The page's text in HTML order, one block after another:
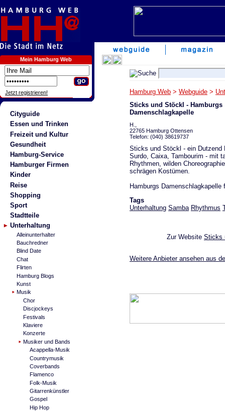
Mein Hamburg Web
Jetzt registrieren!
Cityguide
Essen und Trinken
Freizeit und Kultur
Gesundheit
Hamburg-Service
Hamburger Firmen
Kinder
Reise
Shopping
Sport
Stadtteile
Unterhaltung
Alleinunterhalter
Bauchredner
Blind Date
Chat
Flirten
Hamburg Blogs
Kunst
Musik
Chor
Discjockeys
Festivals
Klaviere
Konzerte
Musiker und Bands
Acappella-Musik
Countrymusik
Coverbands
Flamenco
Folk-Musik
Gitarrenkünstler
Gospel
Hip Hop
Hamburg Web > Webguide >
Sticks und Stöckl - Hamburgs
Damenschlagkapelle
H.,
22765 Hamburg Ottensen
Telefon: (040) 38619737
Sticks und Stöckl - ein Dutzend
Surdo, Caixa, Tambourim - mit
Rhythmen, wilden
schrägen Kostümen.
Hamburgs Damenschlagkapelle
Tags
Unterhaltung Samba Rhythmus
Zur Website Sticks
Weitere Anbieter ansehen aus